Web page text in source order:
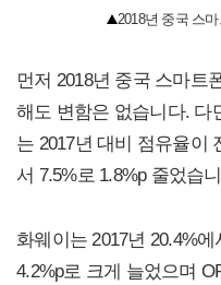
2018년 중국 스
먼저 2018년 중국 스마트
해도 변함은 없습니다. 다
는 2017년 대비 점유율이
서 7.5%로 1.8%p 줄었습
화웨이는 2017년 20.4%
4.2%p로 크게 늘었으며